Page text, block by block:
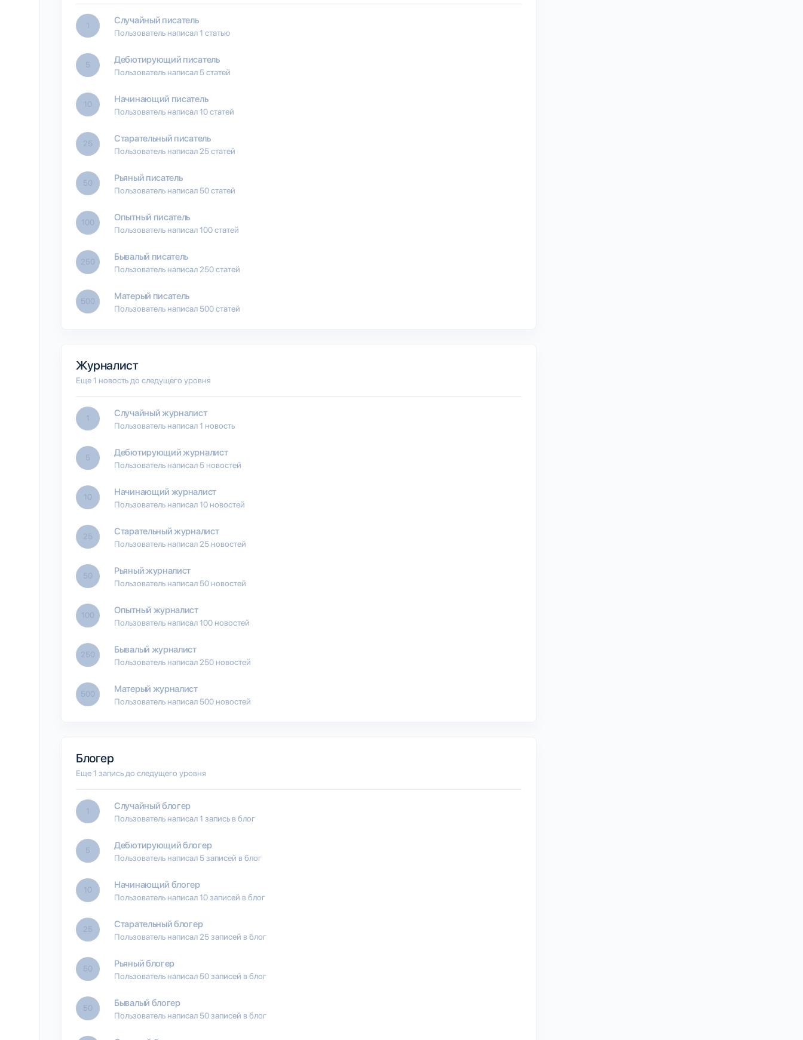
1 Случайный писатель
Пользователь написал 1 статью
5 Дебютирующий писатель
Пользователь написал 5 статей
10 Начинающий писатель
Пользователь написал 10 статей
25 Старательный писатель
Пользователь написал 25 статей
50 Рьяный писатель
Пользователь написал 50 статей
100 Опытный писатель
Пользователь написал 100 статей
250 Бывалый писатель
Пользователь написал 250 статей
500 Матерый писатель
Пользователь написал 500 статей
Журналист
Еще 1 новость до следущего уровня
1 Случайный журналист
Пользователь написал 1 новость
5 Дебютирующий журналист
Пользователь написал 5 новостей
10 Начинающий журналист
Пользователь написал 10 новостей
25 Старательный журналист
Пользователь написал 25 новостей
50 Рьяный журналист
Пользователь написал 50 новостей
100 Опытный журналист
Пользователь написал 100 новостей
250 Бывалый журналист
Пользователь написал 250 новостей
500 Матерый журналист
Пользователь написал 500 новостей
Блогер
Еще 1 запись до следущего уровня
1 Случайный блогер
Пользователь написал 1 запись в блог
5 Дебютирующий блогер
Пользователь написал 5 записей в блог
10 Начинающий блогер
Пользователь написал 10 записей в блог
25 Старательный блогер
Пользователь написал 25 записей в блог
50 Рьяный блогер
Пользователь написал 50 записей в блог
50 Бывалый блогер
Пользователь написал 50 записей в блог